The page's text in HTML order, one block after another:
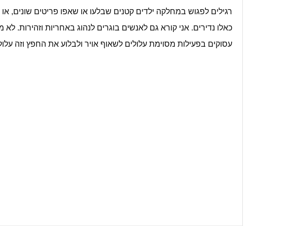
רגילים לפגוש במחלקה ילדים קטנים שבלעו או שאפו פריטים שונים,
כאלו נדירים. אני קורא גם לאנשים בוגרים לנהוג באחריות וזהירות.
עסוקים בפעילות מסוימת עלולים לשאוף אויר ולבלוע את החפץ וזה